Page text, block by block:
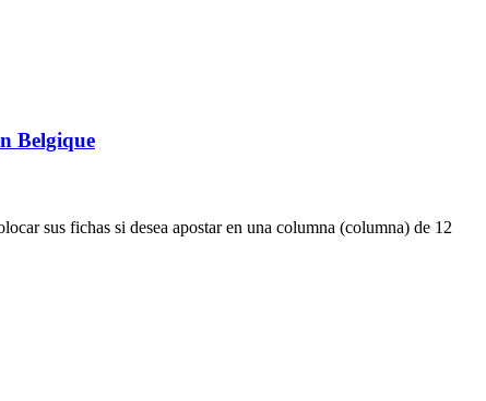
Belgique
sus fichas si desea apostar en una columna (columna) de 12